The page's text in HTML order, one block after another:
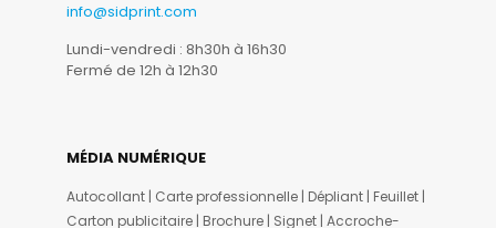
info@sidprint.com
Lundi-vendredi : 8h30h à 16h30
Fermé de 12h à 12h30
MÉDIA NUMÉRIQUE
Autocollant | Carte professionnelle | Dépliant | Feuillet |
Carton publicitaire | Brochure | Signet | Accroche-